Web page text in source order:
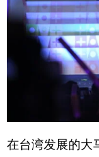
在台湾发展的大